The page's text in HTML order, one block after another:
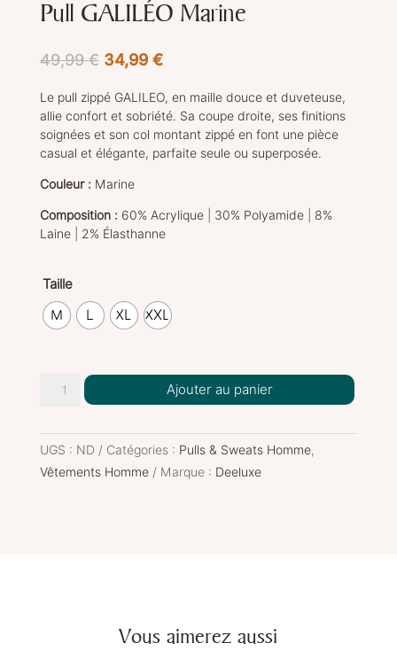
Pull GALILÉO Marine
49,99€ Le
initial
était :
49,99 €.
34,99€Le
actuel
est :
34,99 €.
Le pull zippé GALILEO, en maille douce et duveteuse,
allie confort et sobriété. Sa coupe droite, ses finitions
soignées et son col montant zippé en font une pièce
casual et élégante, parfaite seule ou superposée.
Couleur : Marine
Composition : 60% Acrylique | 30% Polyamide | 8%
Laine | 2% Élasthanne
Taille
M L XL XXL
quantité
GALILÉO
Marine
Ajouter au panier
UGS : ND Catégories : Pulls & Sweats Homme,
Vêtements Homme
Marque : Deeluxe
Vous aimerez aussi